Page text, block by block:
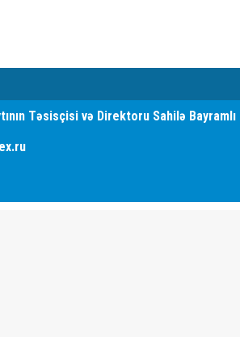
Təsisçisi və Direktoru Sahilə Bayramlı